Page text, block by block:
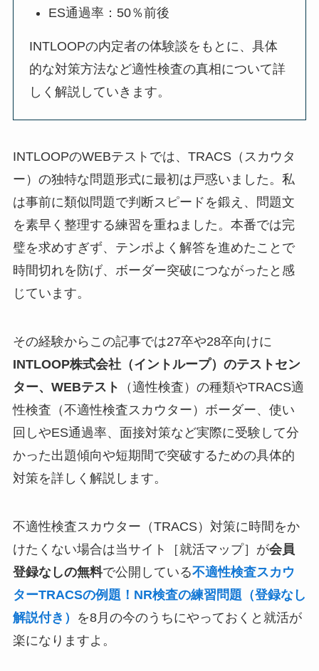
ES通過率：50％前後
INTLOOPの内定者の体験談をもとに、具体
的な対策方法など適性検査の真相について詳
しく解説していきます。
INTLOOPのWEBテストでは、TRACS（スカウタ
ー）の独特な問題形式に最初は戸惑いました。私
は事前に類似問題で判断スピードを鍛え、問題文
を素早く整理する練習を重ねました。本番では完
璧を求めすぎず、テンポよく解答を進めたことで
時間切れを防げ、ボーダー突破につながったと感
じています。
その経験からこの記事では27卒や28卒向けに
INTLOOP株式会社（イントループ） のテストセン
ター、WEBテスト
（適性検査）の種類やTRACS適
性検査（不適性検査スカウター）ボーダー、使い
回しやES通過率、面接対策など実際に受験して分
かった出題傾向や短期間で突破するための具体的
対策を詳しく解説します。
不適性検査スカウター（TRACS）対策に時間をか
けたくない場合は当サイト［就活マップ］が会員
登録なしの無料で公開している不適性検査スカウ
ターTRACSの例題！NR検査の練習問題（登録なし
解説付き）
を8月の今のうちにやっておくと就活が
楽になりますよ。